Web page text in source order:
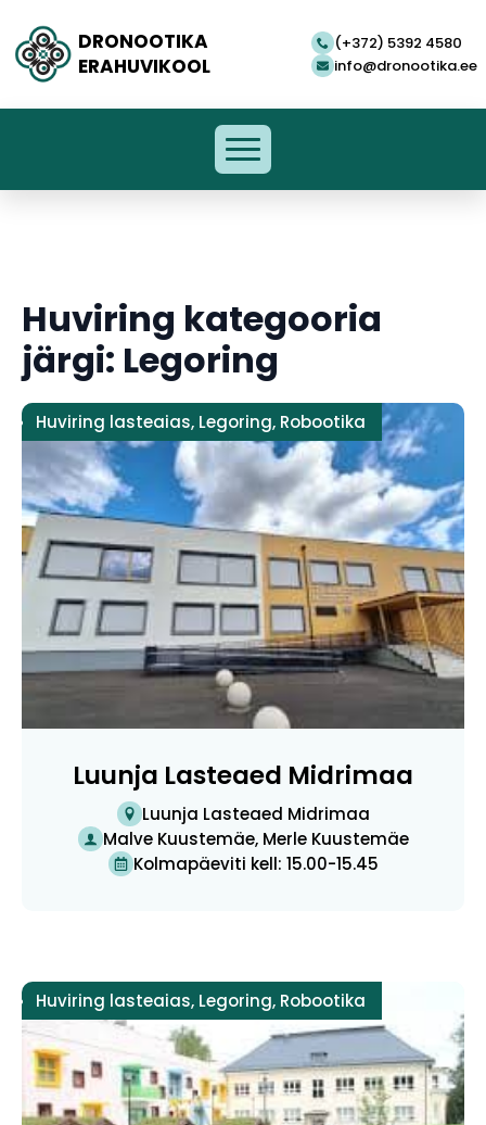
DRONOOTIKA
ERAHUVIKOOL
(+372) 5392 4580
info@dronootika.ee
Huviring kategooria
järgi: Legoring
Huviring lasteaias, Legoring, Robootika
Luunja Lasteaed Midrimaa
Luunja Lasteaed Midrimaa
Malve Kuustemäe, Merle Kuustemäe
Kolmapäeviti kell: 15.00-15.45
Huviring lasteaias, Legoring, Robootika